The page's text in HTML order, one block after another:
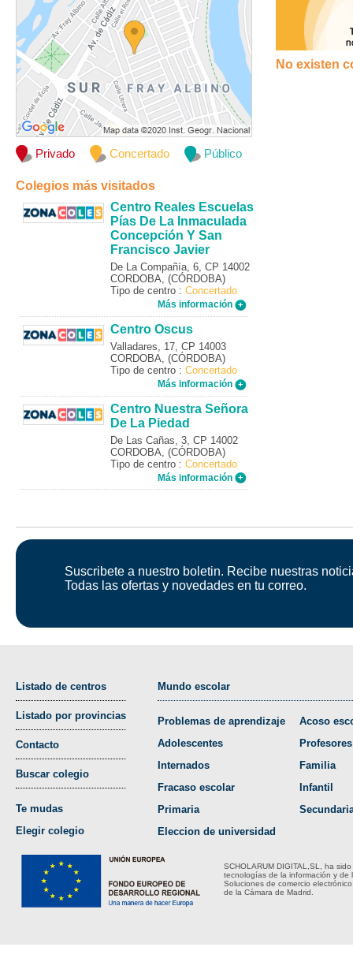
Privado Concertado Público
Colegios más visitados
Centro Reales Escuelas
Pías De La Inmaculada
Concepción Y San
Francisco Javier
De La Compañía, 6, CP 14002
CORDOBA, (CÓRDOBA)
Tipo de centro : Concertado
Más información
Centro Oscus
Valladares, 17, CP 14003
CORDOBA, (CÓRDOBA)
Tipo de centro : Concertado
Más información
Centro Nuestra Señora
De La Piedad
De Las Cañas, 3, CP 14002
CORDOBA, (CÓRDOBA)
Tipo de centro : Concertado
Más información
No existen
Suscribete a nuestro boletin. Recibe nuestras
Todas las ofertas y novedades en tu correo.
Listado de centros
Listado por provincias
Contacto
Buscar colegio
Te mudas
Elegir colegio
Mundo escolar
Problemas de aprendizaje
Adolescentes
Internados
Fracaso escolar
Primaria
Eleccion de universidad
Acoso
Profesores
Familia
Infantil
SCHOLARUM DIGITAL,SL, ha
tecnologías de la información y de
Soluciones de comercio
de la Cámara de Madrid.